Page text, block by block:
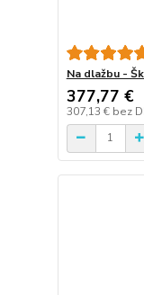
Na dlažbu -
377,77 €
307,13 € bez